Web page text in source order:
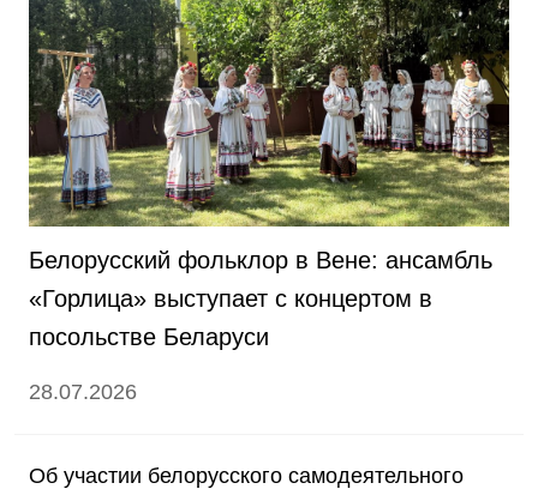
Белорусский фольклор в Вене: ансамбль
«Горлица» выступает с концертом в
посольстве Беларуси
28.07.2026
Об участии белорусского самодеятельного